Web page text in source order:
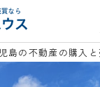
島の不動産の購入と